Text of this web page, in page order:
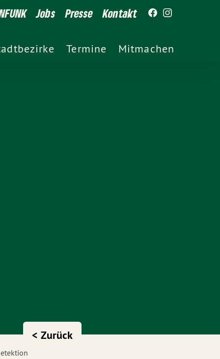
Jobs Presse Kontakt
Termine Mitmachen
< Zurück